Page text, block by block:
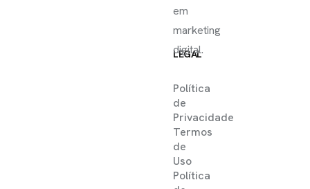
LEGAL
Política
de
Privacidade
Termos
de
Uso
Política
em
marketing
digital.